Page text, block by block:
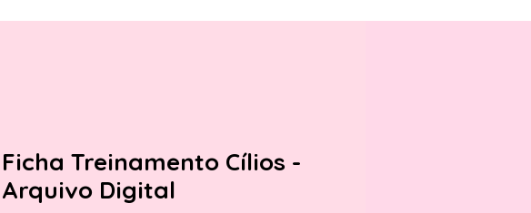
Ficha Treinamento Cílios -
Arquivo Digital